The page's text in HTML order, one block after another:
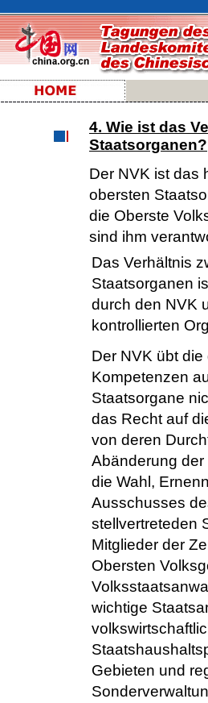
4. Wie ist das
Staatsorganen?
Der NVK ist das
obersten
die Oberste
sind ihm
Das Verhältnis
Staatsorganen
durch den NVK
kontrollierten
Der NVK übt
Kompetenzen
Staatsorgane
das Recht auf
von deren
Abänderung
die Wahl,
Ausschusses
stellvertreteden
Mitglieder der
Obersten
wichtige
Gebieten und